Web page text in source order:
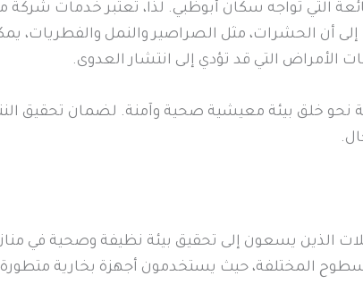
التي تواجه سكان أبوظبي. لذا، تعتبر خدمات
أن الحشرات، مثل الصراصير والنمل والفطريات،
الأمراض التي قد تؤدي إلى انتشار العدوى.
خلق بيئة معيشية صحية وآمنة. لضمان تحقيق
الذين يسعون إلى تحقيق بيئة نظيفة وصحية في
المختلفة، حيث يستخدمون أجهزة بخارية